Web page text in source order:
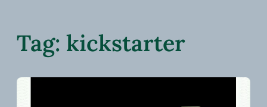
Tag: kickstarter